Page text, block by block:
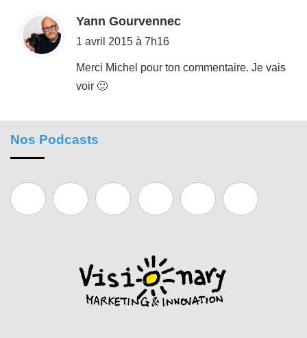
Yann Gourvennec
1 avril 2015 à 7h16
Merci Michel pour ton commentaire. Je vais
voir 🙂
Nos Podcasts